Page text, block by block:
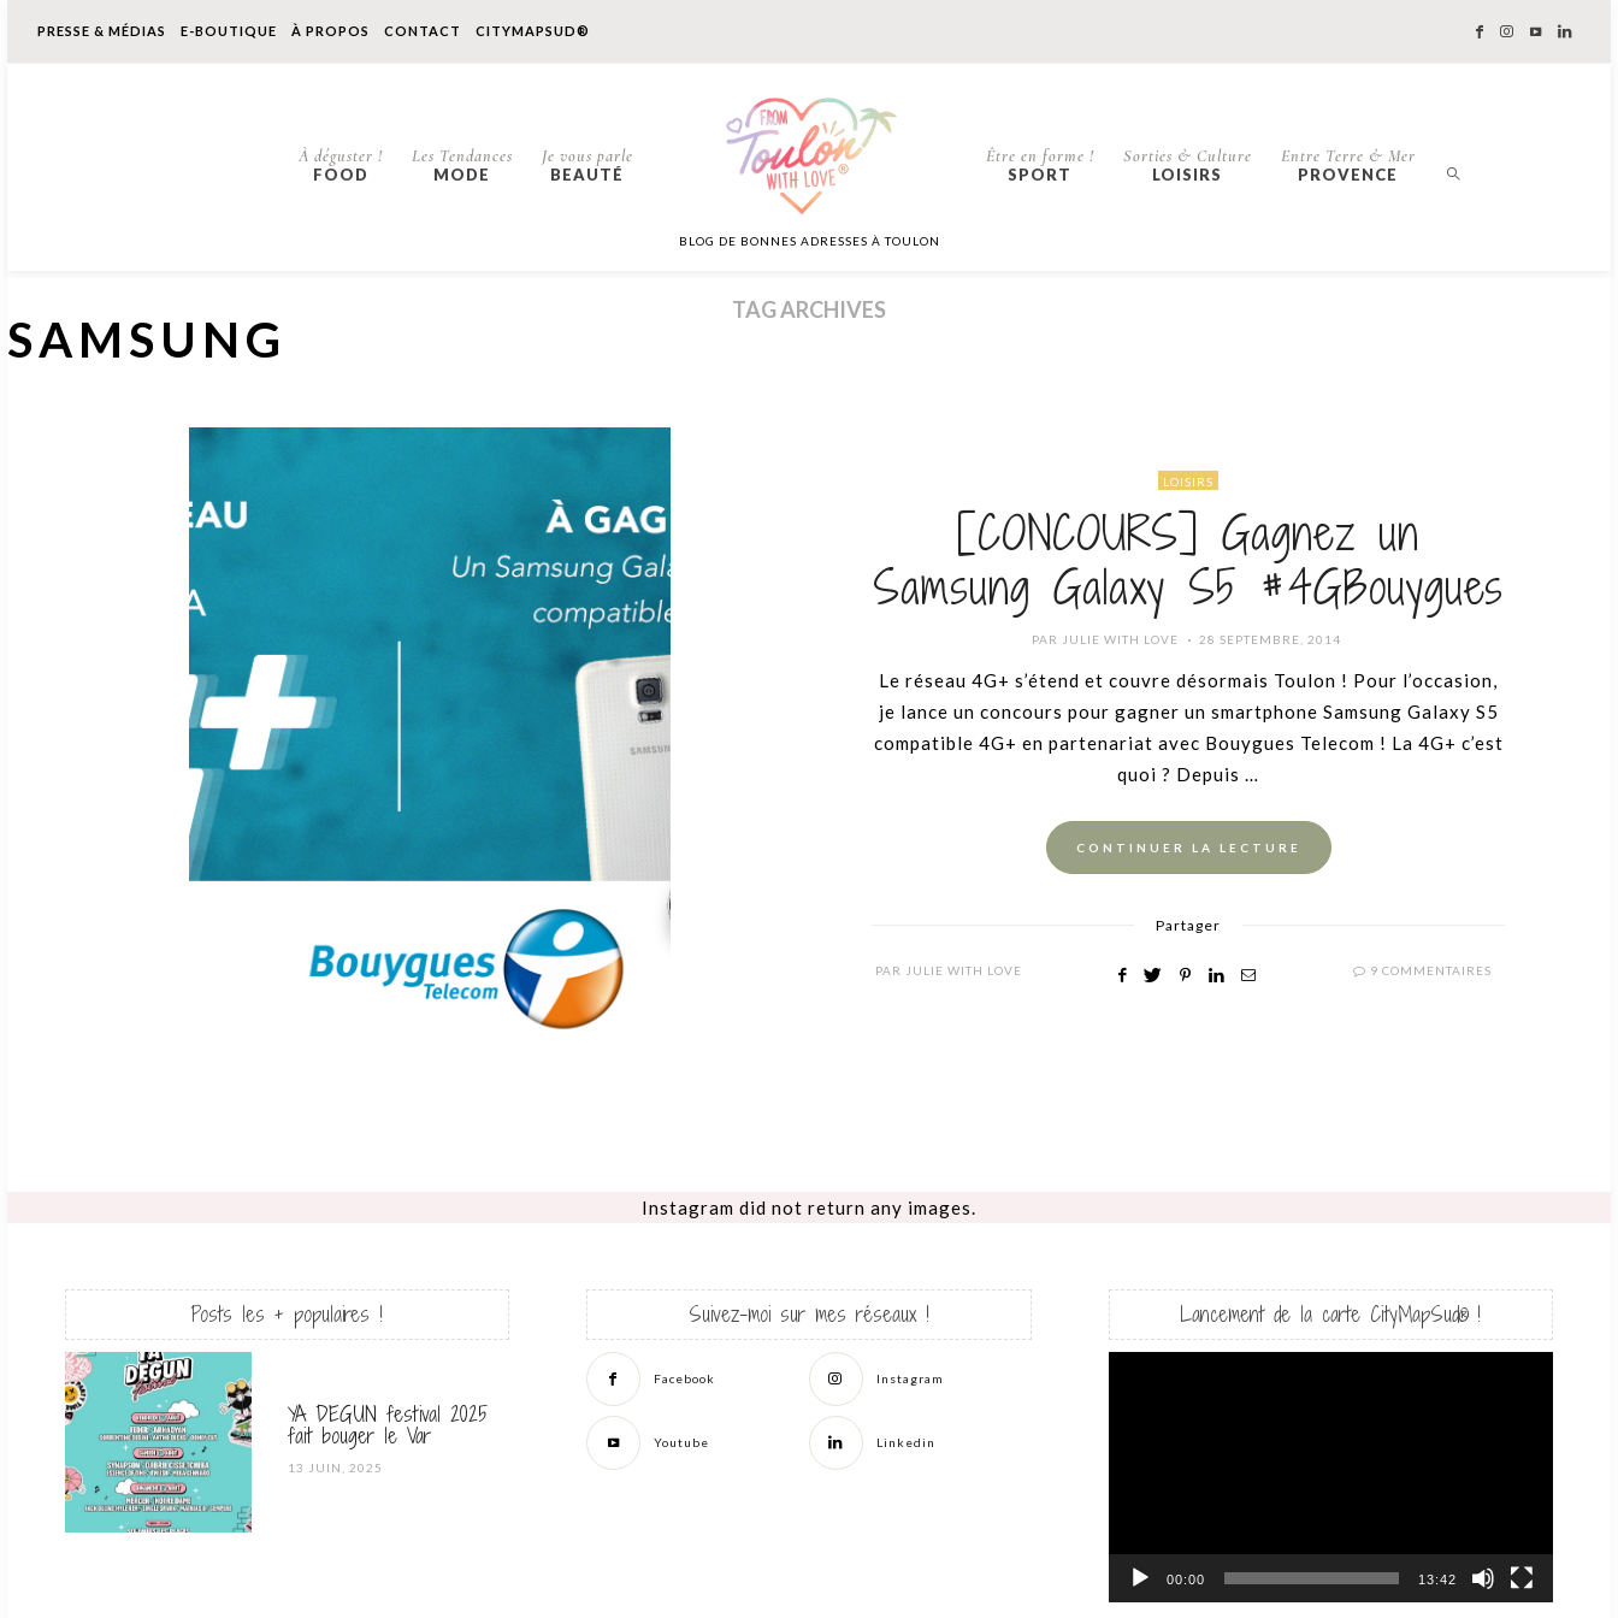
PRESSE & MÉDIAS E-BOUTIQUE À PROPOS CONTACT CITYMAPSUD®
À déguster !
FOOD
Les Tendances
MODE
Je vous parle
BEAUTÉ
BLOG DE BONNES ADRESSES À TOULON
Être en forme !
SPORT
Sorties & Culture
LOISIRS
Entre Terre & Mer
PROVENCE
TAG ARCHIVES
SAMSUNG
LOISIRS
[CONCOURS] Gagnez un
Samsung Galaxy S5 #4GBouygues
PAR JULIE WITH LOVE
POSTED
28 SEPTEMBRE, 2014
Le réseau 4G+ s’étend et couvre désormais Toulon ! Pour l’occasion,
je lance un concours pour gagner un smartphone Samsung Galaxy S5
compatible 4G+ en partenariat avec Bouygues Telecom ! La 4G+ c’est
quoi ? Depuis …
CONTINUER LA LECTURE
Partager
PAR JULIE WITH LOVE 9 COMMENTAIRES
Instagram did not return any images.
Posts les + populaires !
YA DEGUN festival 2025
fait bouger le Var
POSTED
13 JUIN, 2025
Suivez-moi sur mes réseaux !
Facebook Instagram
Youtube Linkedin
Lancement de la carte CityMapSud® !
00:00 13:42